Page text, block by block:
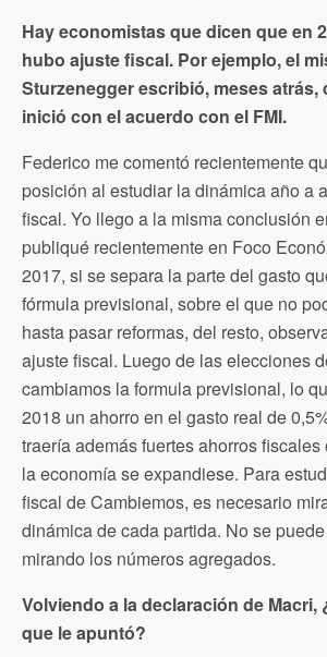
Hay economistas que dicen que en
hubo ajuste fiscal. Por ejemplo, el
Sturzenegger escribió, meses atrás,
inició con el acuerdo con el FMI.
Federico me comentó recientemente
posición al estudiar la dinámica año a
fiscal. Yo llego a la misma conclusión
publiqué recientemente en Foco
2017, si se separa la parte del gasto
fórmula previsional, sobre el que no
hasta pasar reformas, del resto,
ajuste fiscal. Luego de las elecciones
cambiamos la formula previsional, lo
2018 un ahorro en el gasto real de
traería además fuertes ahorros
la economía se expandiese. Para
fiscal de Cambiemos, es necesario
dinámica de cada partida. No se
mirando los números agregados.
Volviendo a la declaración de Macri,
que le apuntó?